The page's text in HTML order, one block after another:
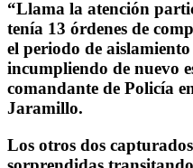
“Llama la atención
tenía 13 órdenes de
el periodo de
incumpliendo de nuevo
comandante de Policía
Jaramillo.
Los otros dos